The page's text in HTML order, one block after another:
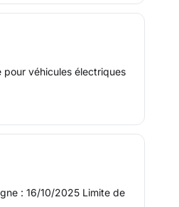
véhicules électriques
: 16/10/2025 Limite de